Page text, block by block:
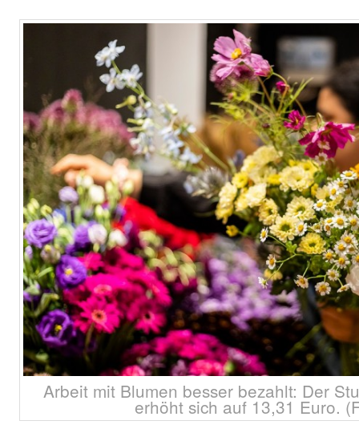
Arbeit mit Blumen besser bezahlt: Der
erhöht sich auf 13,31 Euro.